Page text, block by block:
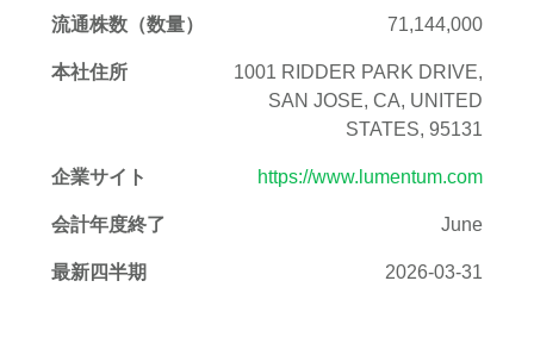
流通株数（数量） 71,144,000
本社住所
1001 RIDDER PARK DRIVE,
SAN JOSE, CA, UNITED
STATES, 95131
企業サイト https://www.lumentum.com
会計年度終了 June
最新四半期 2026-03-31